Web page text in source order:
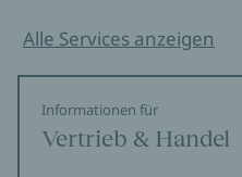
Alle Services anzeigen
Informationen für
Vertrieb & Handel